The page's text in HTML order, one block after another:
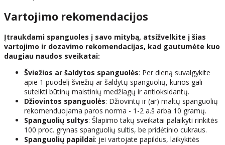
Vartojimo rekomendacijos
Įtraukdami spanguoles į savo mitybą, atsižvelkite į šias
vartojimo ir dozavimo rekomendacijas, kad gautumėte kuo
daugiau naudos sveikatai:
Šviežios ar šaldytos spanguolės: Per dieną suvalgykite
apie 1 puodelį šviežių ar šaldytų spanguolių, kurios gali
suteikti būtinų maistinių medžiagų ir antioksidantų.
Džiovintos spanguolės: Džiovintų ir (ar) maltų spanguolių
rekomenduojama paros norma - 1-2 a.š arba 10 gramų.
Spanguolių sultys: Šlapimo takų sveikatai palaikyti rinkitės
100 proc. grynas spanguolių sultis, be pridėtinio cukraus.
Spanguolių papildai: jei vartojate papildus, laikykitės